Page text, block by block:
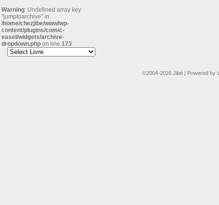
Warning: Undefined array key
"jumptoarchive" in
/home/chezjibe/www/wp-
content/plugins/comic-
easel/widgets/archive-
dropdown.php on line 173
©2004-2026 Jibé | Powered by